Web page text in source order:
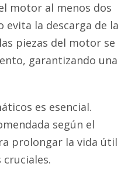
motor al menos dos
evita la descarga de la
piezas del motor se
garantizando una
es esencial.
según el
prolongar la vida útil